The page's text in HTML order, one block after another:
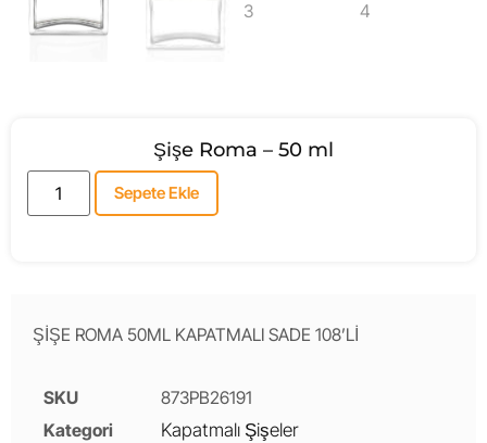
Şişe Roma – 50 ml
Sepete Ekle
ŞİŞE ROMA 50ML KAPATMALI SADE 108’Lİ
SKU
873PB26191
Kategori
Kapatmalı Şişeler